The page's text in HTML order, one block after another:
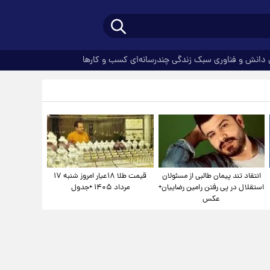
دانش و فناوری سبک زندگیچندرسانه‌ای کسب و کارها
انتقاد تند پیمان طالبی از مسئولان
استقلال در پی رفتن رامین رضاییان+
عکس
قیمت طلا ۱۸عیار امروز شنبه ۱۷
مرداد ۱۴۰۵ +جدول